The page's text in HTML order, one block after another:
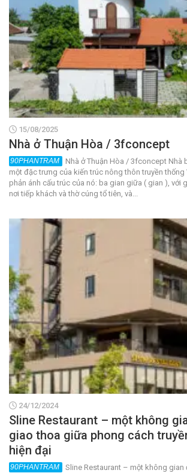
15/08/2025
Nhà ở Thuận Hòa / 3fconcept
Nhà ở Thuận Hòa / 3fconcept Nhà
một đặc trưng của kiến trúc nông thôn truyền thống
phản ánh cấu trúc của nó: ba gian giữa ( gian ), với
nơi tiếp khách và thờ cúng tổ tiên, và...
24/12/2024
Sline Restaurant – một không
giao thoa giữa phong cách
hiện đại
Sline Restaurant – một không